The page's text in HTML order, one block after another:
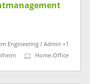
Engineering / Admin +1
Home-Office